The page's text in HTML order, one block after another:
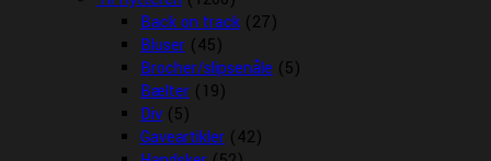
Back on track (27)
Bluser (45)
Brocher/slipsenåle (5)
Bælter (19)
Div (5)
Gaveartikler (42)